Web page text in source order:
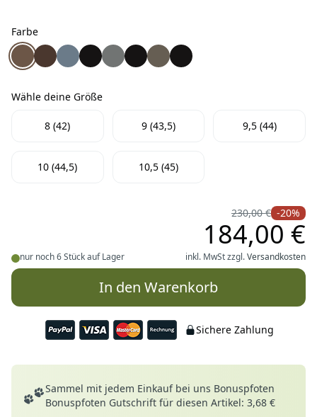
Farbe
Farbe
Lowa Renegade EVO GTX® MID Herrenschuh stein/
Lowa Renegade EVO GTX® MID Herrenschuh
Lowa Renegade EVO GTX® MID Herrenschuh
Lowa Renegade EVO GTX® MID
Lowa Renegade EVO GTX® MID
Lowa Renegade EVO GTX® MID
Lowa Renegade EVO GTX®
Lowa Renegade EVO
Wähle deine Größe
8 (42) 9 (43,5) 9,5 (44)
10 (44,5) 10,5 (45)
nur noch 6 Stück auf Lager
230,00 € -20%
184,00 €
inkl. MwSt zzgl.Versandkosten
In den Warenkorb
Sichere Zahlung
Deine Vorteile
Sammel mit jedem Einkauf bei uns Bonuspfoten
Bonuspfoten Gutschrift für diesen Artikel: 3,68 €